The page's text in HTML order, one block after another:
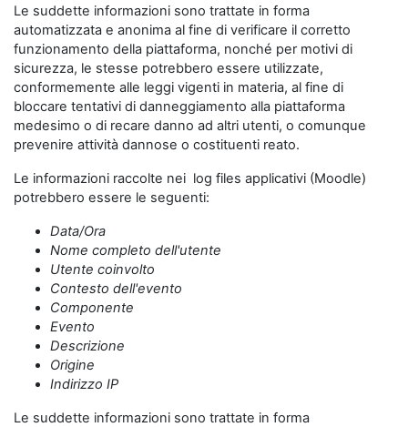
Le suddette informazioni sono trattate in forma
automatizzata e anonima al fine di verificare il corretto
funzionamento della piattaforma, nonché per motivi di
sicurezza, le stesse potrebbero essere utilizzate,
conformemente alle leggi vigenti in materia, al fine di
bloccare tentativi di danneggiamento alla piattaforma
medesimo o di recare danno ad altri utenti, o comunque
prevenire attività dannose o costituenti reato.
Le informazioni raccolte nei log files applicativi (Moodle)
potrebbero essere le seguenti:
Data/Ora
Nome completo dell'utente
Utente coinvolto
Contesto dell'evento
Componente
Evento
Descrizione
Origine
Indirizzo IP
Le suddette informazioni sono trattate in forma